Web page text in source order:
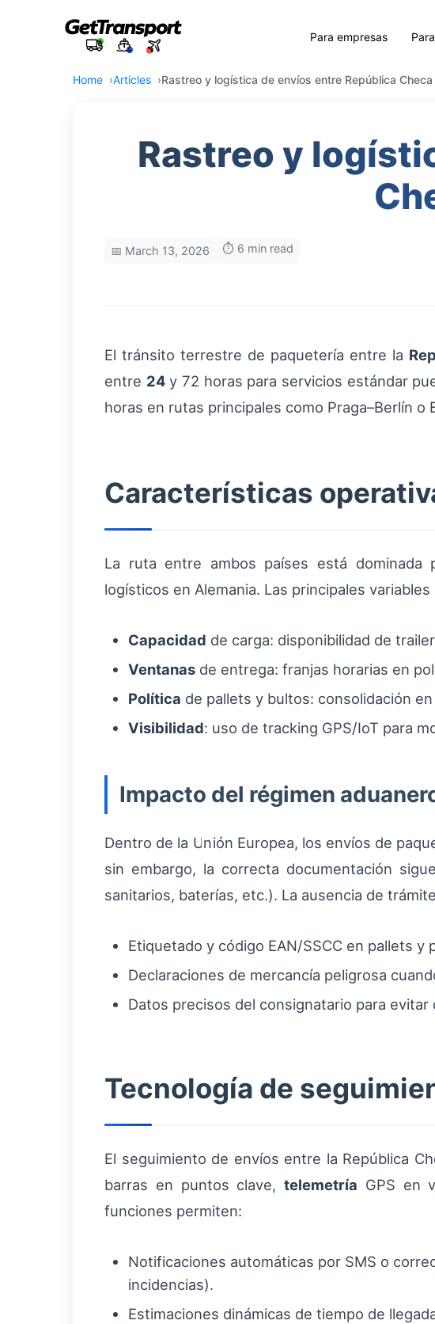
Para empresas
Home Articles Rastreo y logística de envíos entre República Checa
Rastreo y
📅 March 13, 2026 ⏱️ 6 min read
El tránsito terrestre de paquetería entre la
entre 24y 72 horas para servicios estándar
horas en rutas principales como Praga–Berlín o
Características
La ruta entre ambos países está dominada
logísticos en Alemania. Las principales
Capacidad de carga: disponibilidad de
Ventanas de entrega: franjas horarias en
Política de pallets y bultos: consolidación
Visibilidad: uso de tracking GPS/IoT para
Impacto del régimen
Dentro de la Unión Europea, los envíos de
sin embargo, la correcta documentación
sanitarios, baterías, etc.). La ausencia de
Etiquetado y código EAN/SSCC en pallets y
Declaraciones de mercancía peligrosa
Datos precisos del consignatario para evitar
Tecnología de
El seguimiento de envíos entre la República
barras en puntos clave,telemetría GPS en
funciones permiten:
Notificaciones automáticas por SMS o
incidencias).
Estimaciones dinámicas de tiempo de